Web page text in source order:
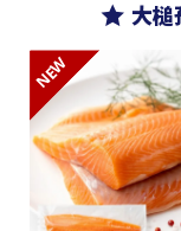
大槌
NEW